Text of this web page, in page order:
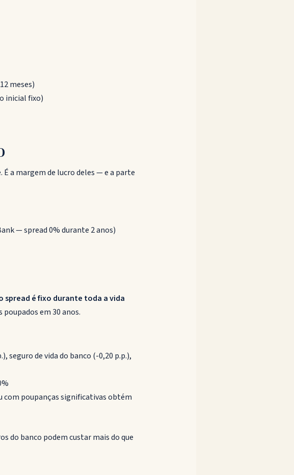
meses)
inicial fixo)
É a margem de lucro deles — e a parte
— spread 0% durante 2 anos)
spread é fixo durante toda a vida
poupados em 30 anos.
seguro de vida do banco (-0,20 p.p.),
com poupanças significativas obtém
do banco podem custar mais do que